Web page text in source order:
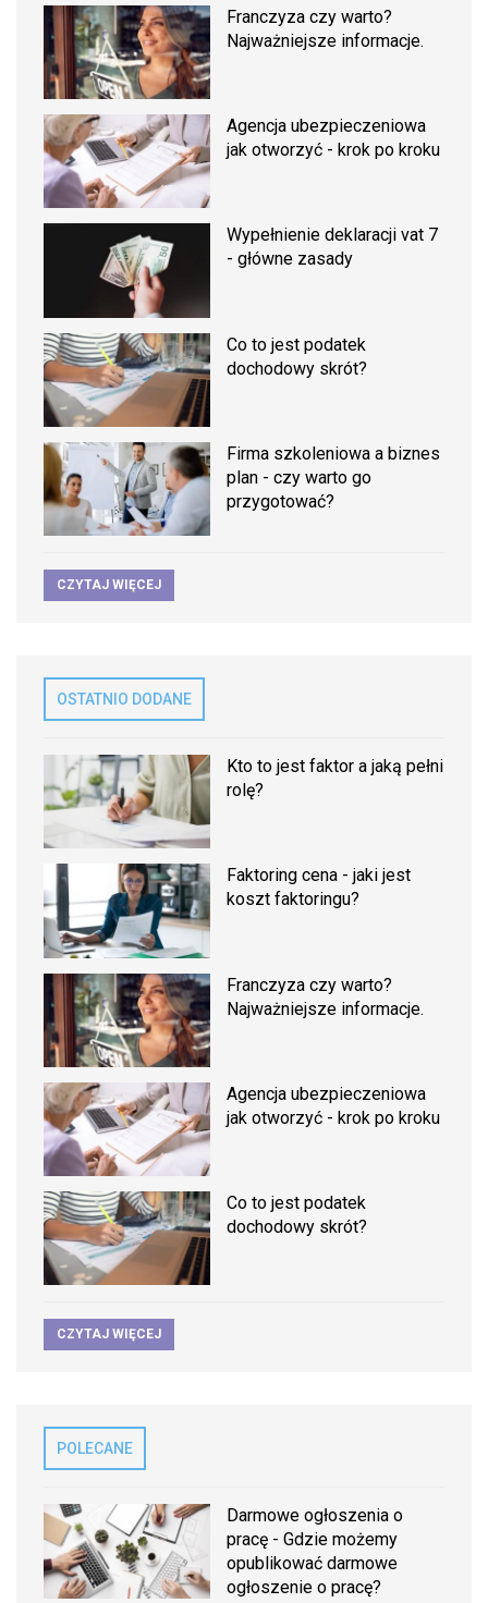
Franczyza czy warto?
Najważniejsze informacje.
Agencja ubezpieczeniowa
jak otworzyć - krok po kroku
Wypełnienie deklaracji vat 7
- główne zasady
Co to jest podatek
dochodowy skrót?
Firma szkoleniowa a biznes
plan - czy warto go
przygotować?
CZYTAJ WIĘCEJ
OSTATNIO DODANE
Kto to jest faktor a jaką pełni
rolę?
Faktoring cena - jaki jest
koszt faktoringu?
Franczyza czy warto?
Najważniejsze informacje.
Agencja ubezpieczeniowa
jak otworzyć - krok po kroku
Co to jest podatek
dochodowy skrót?
CZYTAJ WIĘCEJ
POLECANE
Darmowe ogłoszenia o
pracę - Gdzie możemy
opublikować darmowe
ogłoszenie o pracę?